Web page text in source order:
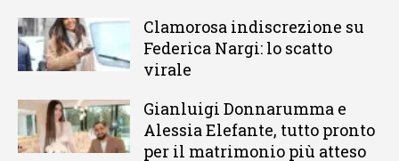
Clamorosa indiscrezione su
Federica Nargi: lo scatto
virale
Gianluigi Donnarumma e
Alessia Elefante, tutto pronto
per il matrimonio più atteso